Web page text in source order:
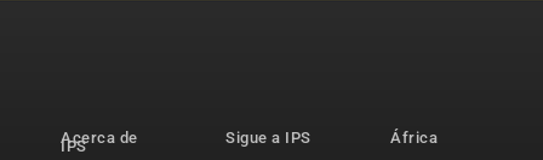
Acerca de
IPS
Sigue a IPS
África